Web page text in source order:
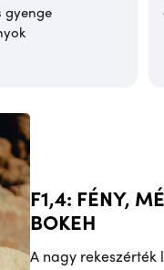
gyenge
F1,4: FÉNY,
BOKEH
A nagy rekeszérték